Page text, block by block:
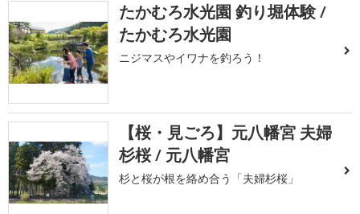
たかむろ水光園 釣り堀体験 /
たかむろ水光園
ニジマスやイワナを釣ろう！
【桜・見ごろ】元八幡宮 夫婦
杉桜 / 元八幡宮
杉と桜が根を絡め合う「夫婦杉桜」